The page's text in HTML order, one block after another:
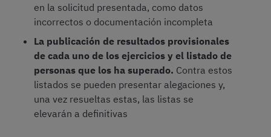
en la solicitud presentada, como datos
incorrectos o documentación incompleta
La publicación de resultados provisionales
de cada uno de los ejercicios y el listado de
personas que los ha superado. Contra estos
listados se pueden presentar alegaciones y,
una vez resueltas estas, las listas se
elevarán a definitivas